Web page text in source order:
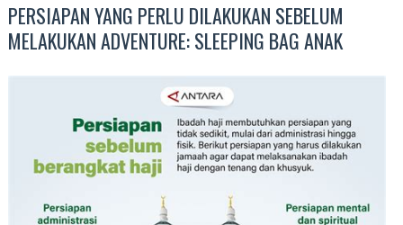
PERSIAPAN YANG PERLU DILAKUKAN SEBELUM
MELAKUKAN ADVENTURE: SLEEPING BAG ANAK